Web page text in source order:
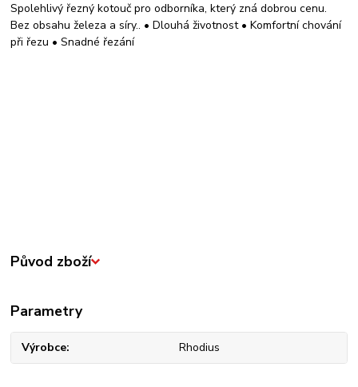
Spolehlivý řezný kotouč pro odborníka, který zná dobrou cenu.
Bez obsahu železa a síry.. • Dlouhá životnost • Komfortní chování
při řezu • Snadné řezání
Původ zboží
Parametry
Výrobce Rhodius